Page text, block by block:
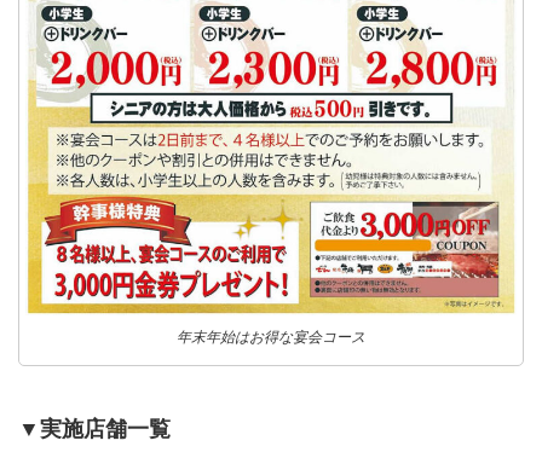
年末年始はお得な宴会コース
▼実施店舗一覧